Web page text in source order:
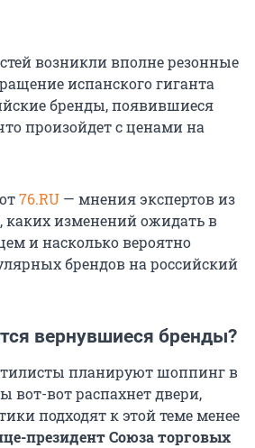
возникли вполне резонные
испанского гиганта
бренды, появившиеся
произойдет с ценами на
76.RU — мнения экспертов из
изменений ожидать в
и насколько вероятно
брендов на российский
вернувшиеся бренды?
планируют шоппинг в
вот-вот распахнет двери,
подходят к этой теме менее
президент Союза торговых